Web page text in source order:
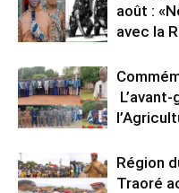
août :
avec la
Région
Traoré